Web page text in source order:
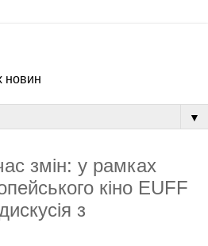
новин
▼
змін: у рамках
кіно EUFF
з